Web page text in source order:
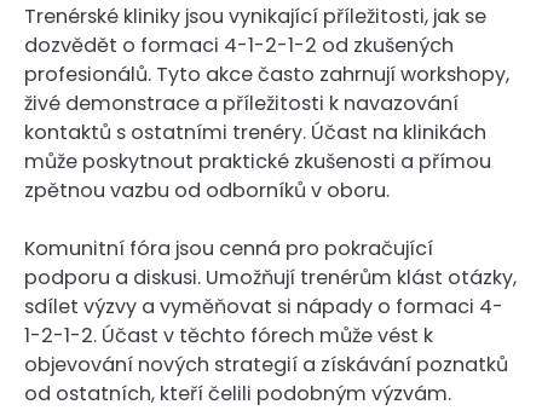
Trenérské kliniky jsou vynikající příležitosti, jak se
dozvědět o formaci 4-1-2-1-2 od zkušených
profesionálů. Tyto akce často zahrnují workshopy,
živé demonstrace a příležitosti k navazování
kontaktů s ostatními trenéry. Účast na klinikách
může poskytnout praktické zkušenosti a přímou
zpětnou vazbu od odborníků v oboru.
Komunitní fóra jsou cenná pro pokračující
podporu a diskusi. Umožňují trenérům klást otázky,
sdílet výzvy a vyměňovat si nápady o formaci 4-
1-2-1-2. Účast v těchto fórech může vést k
objevování nových strategií a získávání poznatků
od ostatních, kteří čelili podobným výzvám.